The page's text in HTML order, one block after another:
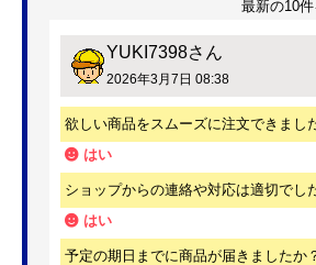
最新の10件
YUKI7398さん
2026年3月7日 08:38
欲しい商品をスムーズに注文できまし
はい
ショップからの連絡や対応は適切でし
はい
予定の期日までに商品が届きましたか